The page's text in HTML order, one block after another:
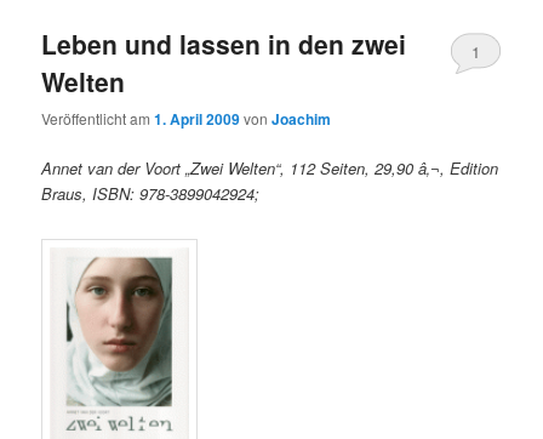
Leben und lassen in den zwei
Welten
Veröffentlicht am1. April 2009vonJoachim
1
Annet van der Voort „Zwei Welten“, 112 Seiten, 29,90 â‚¬, Edition
Braus, ISBN: 978-3899042924;